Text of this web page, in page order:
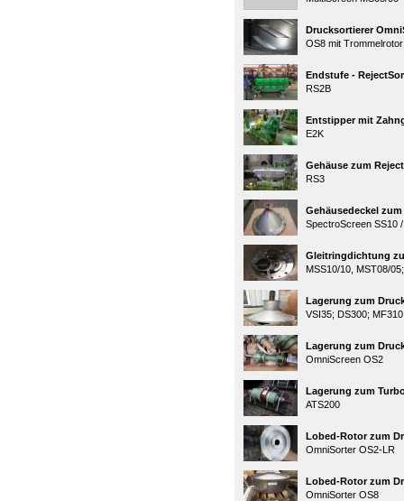
Drucksortierer
OS8 mit Trommelrotor
Endstufe -
RS2B
Entstipper mit
E2K
Gehäuse zum
RS3
Gehäusedeckel
SpectroScreen SS10
Gleitringdichtung
MSS10/10, MST08/
Lagerung zum
VSI35; DS300;
Lagerung zum
OmniScreen OS2
Lagerung zum
ATS200
Lobed-Rotor zum
OmniSorter OS2-LR
Lobed-Rotor zum
OmniSorter OS8